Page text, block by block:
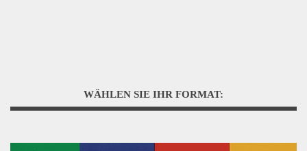
WÄHLEN SIE IHR FORMAT: